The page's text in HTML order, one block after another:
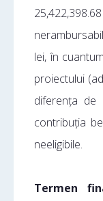
lei, în
proiectului
diferența de
contribuția
neeligibile.
Termen